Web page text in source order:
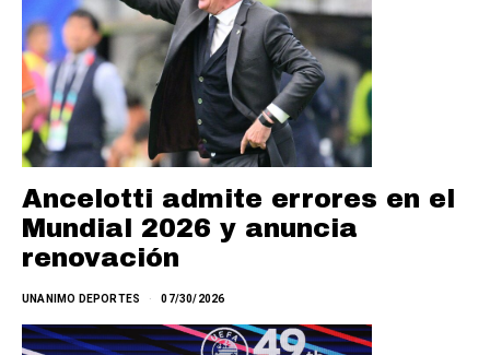
Ancelotti admite errores en el
Mundial 2026 y anuncia
renovación
UNANIMO DEPORTES 07/30/2026